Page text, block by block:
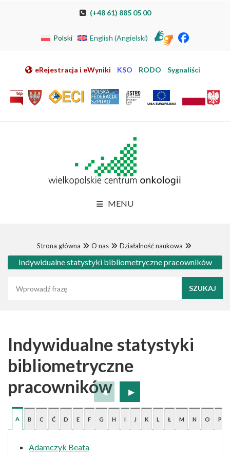
Przeskocz do nawigacji
Przejdź do mapy strony
Przejdź do elektronicznej rejestracji pacjenta
(+48 61) 885 05 00
Polski English (Angielski)
eRejestracja i eWyniki KSO RODO Sygnaliści
MENU
Strona główna O nas Działalność naukowa
Indywidualne statystyki bibliometryczne pracowników
Indywidualne statystyki
bibliometryczne
pracowników
A B C Ć D E F G H I J K L Ł M N O P
Adamczyk Beata